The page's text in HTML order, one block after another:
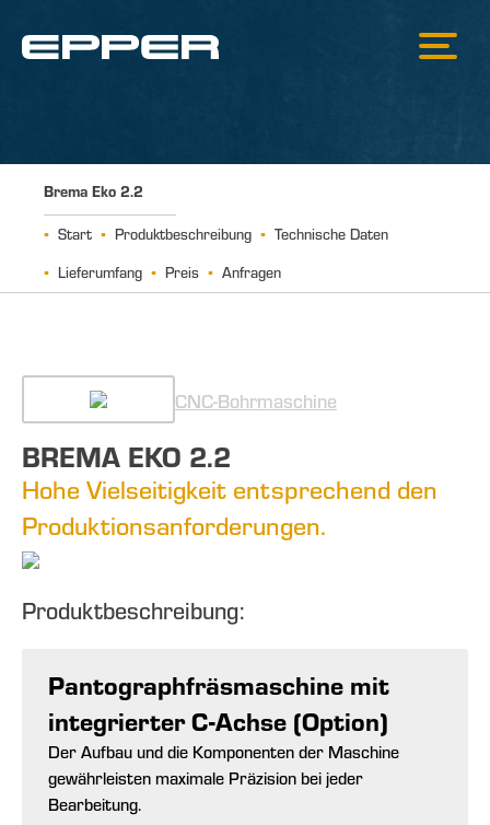
Brema Eko 2.2
Start Produktbeschreibung
Technische Daten
Lieferumfang
Preis Anfragen
CNC-Bohrmaschine
BREMA EKO 2.2
Hohe Vielseitigkeit entsprechend den
Produktionsanforderungen.
Produktbeschreibung:
Pantographfräsmaschine mit
integrierter C-Achse (Option)
Der Aufbau und die Komponenten der Maschine
gewährleisten maximale Präzision bei jeder
Bearbeitung.